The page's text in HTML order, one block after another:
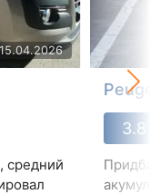
средний
3.8